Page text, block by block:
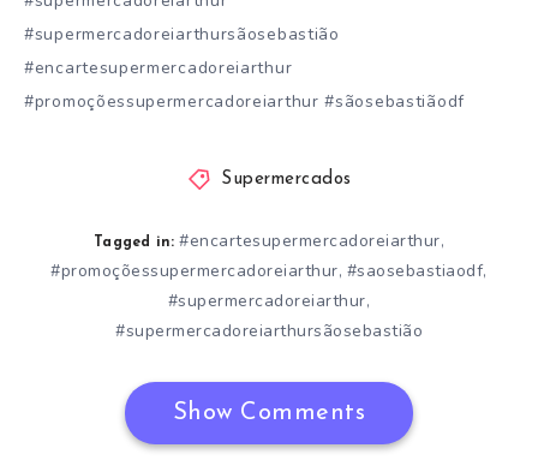
#supermercadoreiarthursãosebastião
#encartesupermercadoreiarthur
#promoçõessupermercadoreiarthur #sãosebastiãodf
Supermercados
Tagged in: #encartesupermercadoreiarthur,
#promoçõessupermercadoreiarthur, #saosebastiaodf,
#supermercadoreiarthur,
#supermercadoreiarthursãosebastião
Show Comments